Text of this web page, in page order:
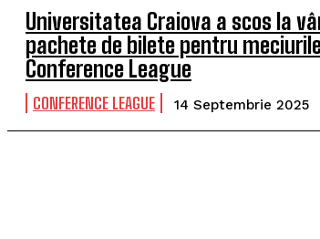
Universitatea Craiova a scos la
pachete de bilete pentru
Conference League
CONFERENCE LEAGUE 14 Septembrie 2025